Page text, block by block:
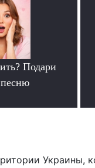
Подари
Украины,